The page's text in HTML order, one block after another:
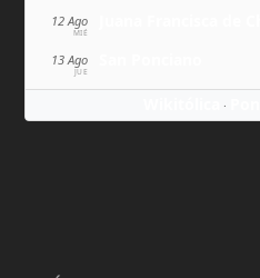
12 Ago
MIÉ
13 Ago
JUE
·